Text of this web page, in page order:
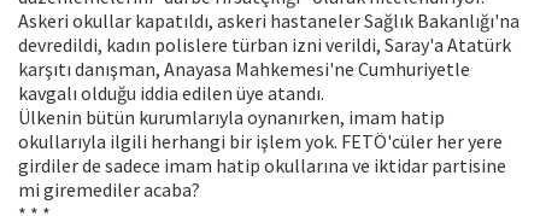
Askeri okullar kapatıldı, askeri hastaneler Sağlık Bakanlığı'na
devredildi, kadın polislere türban izni verildi, Saray'a Atatürk
karşıtı danışman, Anayasa Mahkemesi'ne Cumhuriyetle
kavgalı olduğu iddia edilen üye atandı.
Ülkenin bütün kurumlarıyla oynanırken, imam hatip
okullarıyla ilgili herhangi bir işlem yok. FETÖ'cüler her yere
girdiler de sadece imam hatip okullarına ve iktidar partisine
mi giremediler acaba?